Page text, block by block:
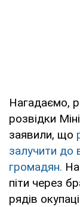
Нагадаємо,
розвідки
заявили, що
залучити до
громадян.
піти через
рядів